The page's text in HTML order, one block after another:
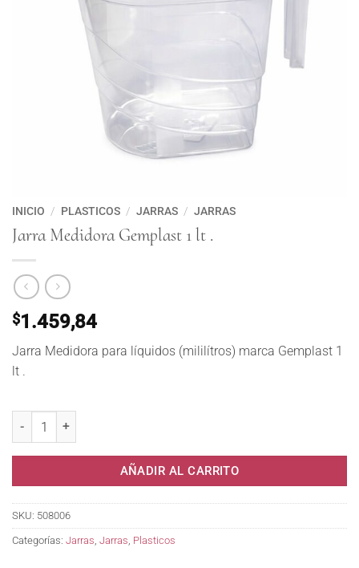
INICIO / PLASTICOS / JARRAS / JARRAS
Jarra Medidora Gemplast 1 lt .
$1.459,84
Jarra Medidora para líquidos (mililítros) marca Gemplast 1
lt .
AÑADIR AL CARRITO
SKU: 508006
Categorías: Jarras Jarras Plasticos